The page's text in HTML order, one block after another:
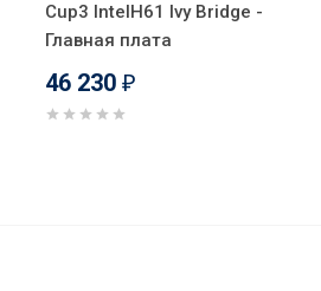
Cup3 IntelH61 Ivy Bridge -
Главная плата
46 230 ₽